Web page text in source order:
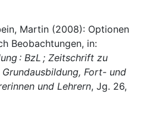
Martin (2008): Optionen
Beobachtungen, in:
: BzL ; Zeitschrift zu
Fort- und
und Lehrern, Jg. 26,